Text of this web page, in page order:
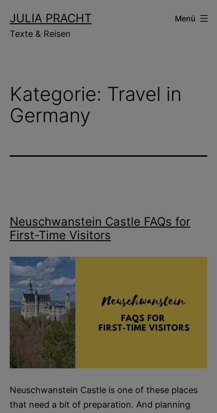
Inhalt
springen
JULIA PRACHT
Texte & Reisen
Menü
Kategorie: Travel in
Germany
Neuschwanstein Castle FAQs for
First-Time Visitors
Neuschwanstein Castle is one of these places
that need a bit of preparation. And planning